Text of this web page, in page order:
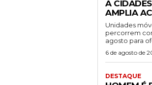
A
AMPLIA
Unidades
percorrem
agosto para
6 de agosto de
DESTAQUE